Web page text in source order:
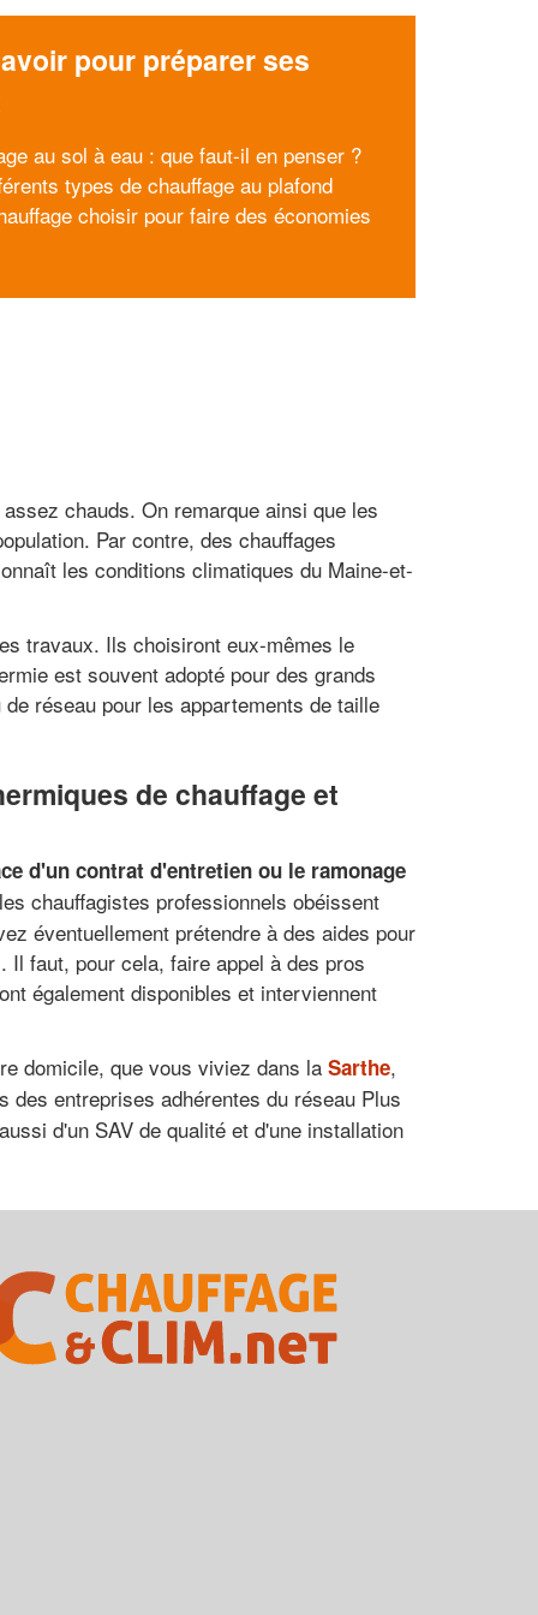
pour préparer ses
au sol à eau : que faut-il en penser ?
types de chauffage au plafond
choisir pour faire des économies
chauds. On remarque ainsi que les
Par contre, des chauffages
les conditions climatiques du Maine-et-
travaux. Ils choisiront eux-mêmes le
est souvent adopté pour des grands
réseau pour les appartements de taille
de chauffage et
d'un contrat d'entretien ou le ramonage
chauffagistes professionnels obéissent
éventuellement prétendre à des aides pour
Il faut, pour cela, faire appel à des pros
également disponibles et interviennent
domicile, que vous viviez dans la Sarthe,
entreprises adhérentes du réseau Plus
d'un SAV de qualité et d'une installation